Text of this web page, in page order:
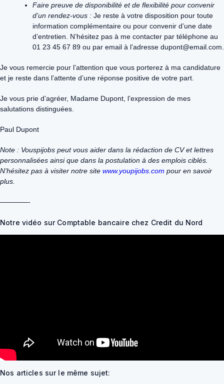
Faire preuve de disponibilité et de flexibilité pour convenir
d’un rendez-vous : Je reste à votre disposition pour toute
information complémentaire ou pour convenir d’une date
d’entretien. N’hésitez pas à me contacter par téléphone au
01 23 45 67 89 ou par email à l’adresse dupont@email.com.
Je vous remercie pour l’attention que vous porterez à ma candidature
et je reste dans l’attente d’une réponse positive de votre part.
Je vous prie d’agréer, Madame Dupont, l’expression de mes
salutations distinguées.
Paul Dupont
Note : Vouspijobs peut vous aider dans la rédaction de CV et lettres
personnalisées ainsi que dans la postulation à des emplois ciblés.
N’hésitez pas à visiter notre site www.youpijobs.com pour en savoir
plus.
————-
Notre vidéo sur Comptable bancaire chez Credit du Nord
Nos articles sur le même sujet: